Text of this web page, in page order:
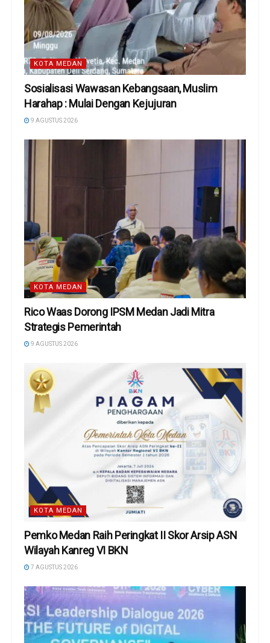
KOTA MEDAN
Sosialisasi Wawasan Kebangsaan, Muslim
Harahap : Mulai Dengan Kejujuran
9 AGUSTUS 2026
KOTA MEDAN
Rico Waas Dorong IPSM Medan Jadi Mitra
Strategis Pemerintah
9 AGUSTUS 2026
KOTA MEDAN
Pemko Medan Raih Peringkat II Skor Arsip ASN
Wilayah Kanreg VI BKN
7 AGUSTUS 2026